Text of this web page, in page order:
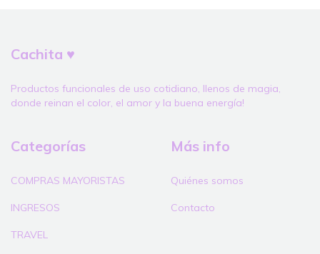
Cachita ♥
Productos funcionales de uso cotidiano, llenos de magia,
donde reinan el color, el amor y la buena energía!
Categorías
COMPRAS MAYORISTAS
INGRESOS
TRAVEL
Más info
Quiénes somos
Contacto